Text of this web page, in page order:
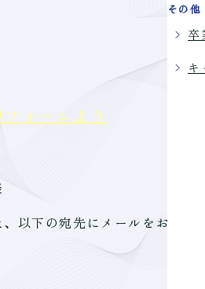
その他
卒
キ
ォームより
以下の宛先にメールをお送